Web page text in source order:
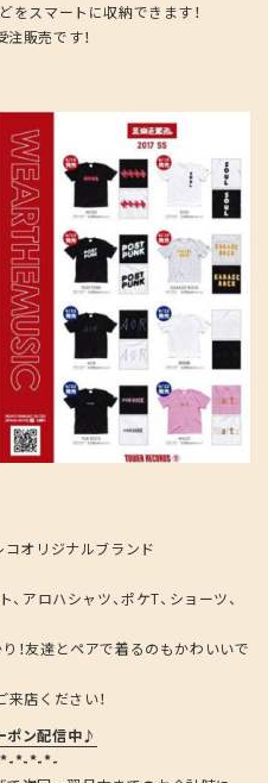
をスマートに収納できます！
販売です！
コオリジナルブランド
、アロハシャツ、ポケT、ショーツ、
！友達とペアで着るのもかわいいで
店ください！
ポン配信中♪
*-*-*-